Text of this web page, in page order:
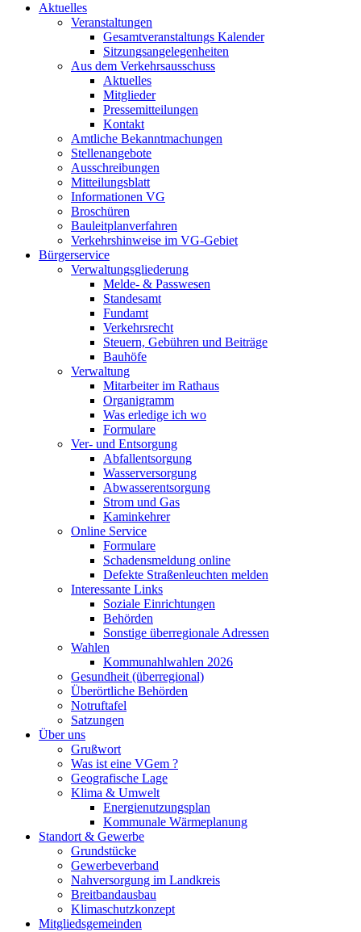
Aktuelles
Veranstaltungen
Gesamtveranstaltungs Kalender
Sitzungsangelegenheiten
Aus dem Verkehrsausschuss
Aktuelles
Mitglieder
Pressemitteilungen
Kontakt
Amtliche Bekanntmachungen
Stellenangebote
Ausschreibungen
Mitteilungsblatt
Informationen VG
Broschüren
Bauleitplanverfahren
Verkehrshinweise im VG-Gebiet
Bürgerservice
Verwaltungsgliederung
Melde- & Passwesen
Standesamt
Fundamt
Verkehrsrecht
Steuern, Gebühren und Beiträge
Bauhöfe
Verwaltung
Mitarbeiter im Rathaus
Organigramm
Was erledige ich wo
Formulare
Ver- und Entsorgung
Abfallentsorgung
Wasserversorgung
Abwasserentsorgung
Strom und Gas
Kaminkehrer
Online Service
Formulare
Schadensmeldung online
Defekte Straßenleuchten melden
Interessante Links
Soziale Einrichtungen
Behörden
Sonstige überregionale Adressen
Wahlen
Kommunahlwahlen 2026
Gesundheit (überregional)
Überörtliche Behörden
Notruftafel
Satzungen
Über uns
Grußwort
Was ist eine VGem ?
Geografische Lage
Klima & Umwelt
Energienutzungsplan
Kommunale Wärmeplanung
Standort & Gewerbe
Grundstücke
Gewerbeverband
Nahversorgung im Landkreis
Breitbandausbau
Klimaschutzkonzept
Mitgliedsgemeinden